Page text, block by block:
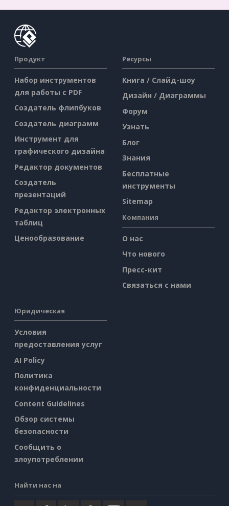
Продукт
Набор инструментов
для работы с PDF
Создатель флипбуков
Создатель диаграмм
Инструмент для
графического дизайна
Редактор документов
Создатель
презентаций
Редактор электронных
таблиц
Ценообразование
Ресурсы
Книга / Слайд-шоу
Дизайн / Диаграммы
Форум
Узнать
Блог
Знания
Бесплатные
инструменты
Sitemap
Компания
О нас
Что нового
Пресс-кит
Связаться с нами
Юридическая
Условия
предоставления услуг
AI Policy
Политика
конфиденциальности
Content Guidelines
Обзор системы
безопасности
Сообщить о
злоупотреблении
Найти нас на